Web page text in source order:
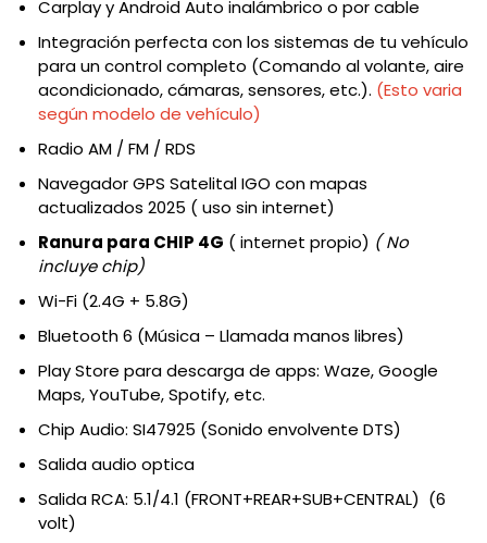
Carplay y Android Auto inalámbrico o por cable
Integración perfecta con los sistemas de tu vehículo
para un control completo (Comando al volante, aire
acondicionado, cámaras, sensores, etc.). (Esto varia
según modelo de vehículo)
Radio AM / FM / RDS
Navegador GPS Satelital IGO con mapas
actualizados 2025 ( uso sin internet)
Ranura para CHIP 4G ( internet propio) ( No
incluye chip)
Wi-Fi (2.4G + 5.8G)
Bluetooth 6 (Música – Llamada manos libres)
Play Store para descarga de apps: Waze, Google
Maps, YouTube, Spotify, etc.
Chip Audio: SI47925 (Sonido envolvente DTS)
Salida audio optica
Salida RCA: 5.1/4.1 (FRONT+REAR+SUB+CENTRAL) (6
volt)